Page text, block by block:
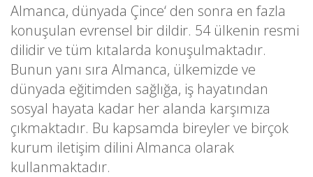
Almanca, dünyada Çince‘ den sonra en fazla
konuşulan evrensel bir dildir. 54 ülkenin resmi
dilidir ve tüm kıtalarda konuşulmaktadır.
Bunun yanı sıra Almanca, ülkemizde ve
dünyada eğitimden sağlığa, iş hayatından
sosyal hayata kadar her alanda karşımıza
çıkmaktadır. Bu kapsamda bireyler ve birçok
kurum iletişim dilini Almanca olarak
kullanmaktadır.